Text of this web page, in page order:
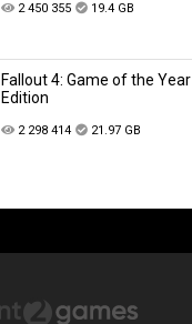
2 450 355 19.4 GB
Fallout 4: Game of the Year
Edition
2 298 414 21.97 GB